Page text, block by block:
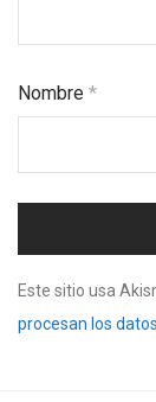
Nombre *
Este sitio usa
procesan los